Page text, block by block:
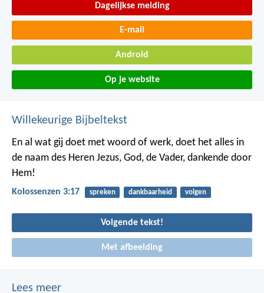
Dagelijkse melding
E-mail
Android
Op je website
Willekeurige Bijbeltekst
En al wat gij doet met woord of werk, doet het alles in
de naam des Heren Jezus, God, de Vader, dankende door
Hem!
Kolossenzen 3:17 spreken dankbaarheid volgen
Volgende tekst!
Met afbeelding
Lees meer